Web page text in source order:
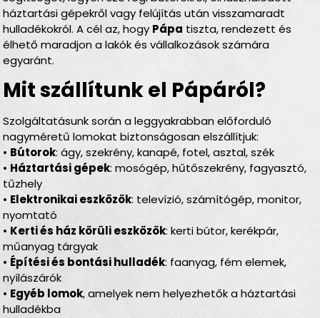
háztartási gépekről vagy felújítás után visszamaradt
hulladékokról. A cél az, hogy Pápa tiszta, rendezett és
élhető maradjon a lakók és vállalkozások számára
egyaránt.
Mit szállítunk el Pápáról?
Szolgáltatásunk során a leggyakrabban előforduló
nagyméretű lomokat biztonságosan elszállítjuk:
• Bútorok: ágy, szekrény, kanapé, fotel, asztal, szék
• Háztartási gépek: mosógép, hűtőszekrény, fagyasztó,
tűzhely
• Elektronikai eszközök: televízió, számítógép, monitor,
nyomtató
• Kerti és ház körüli eszközök: kerti bútor, kerékpár,
műanyag tárgyak
• Építési és bontási hulladék: faanyag, fém elemek,
nyílászárók
• Egyéb lomok, amelyek nem helyezhetők a háztartási
hulladékba